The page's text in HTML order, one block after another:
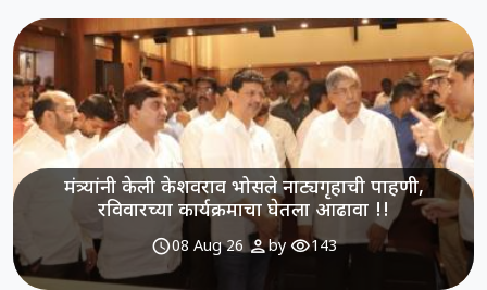
मंत्र्यांनी केली केशवराव भोसले नाट्यगृहाची पाहणी,
रविवारच्या कार्यक्रमाचा घेतला आढावा !!
schedule08 Aug 26 personby visibility143